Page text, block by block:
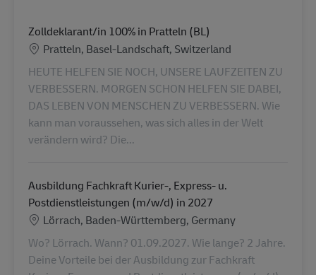
Zolldeklarant/in 100% in Pratteln (BL)
Location
Pratteln, Basel-Landschaft, Switzerland
HEUTE HELFEN SIE NOCH, UNSERE LAUFZEITEN ZU
VERBESSERN. MORGEN SCHON HELFEN SIE DABEI,
DAS LEBEN VON MENSCHEN ZU VERBESSERN. Wie
kann man voraussehen, was sich alles in der Welt
verändern wird? Die...
Ausbildung Fachkraft Kurier-, Express- u.
Postdienstleistungen (m/w/d) in 2027
Location
Lörrach, Baden-Württemberg, Germany
Wo? Lörrach. Wann? 01.09.2027. Wie lange? 2 Jahre.
Deine Vorteile bei der Ausbildung zur Fachkraft